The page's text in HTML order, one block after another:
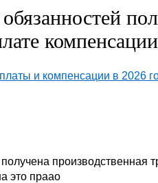
и компенсации в 2026
производственная
это праао